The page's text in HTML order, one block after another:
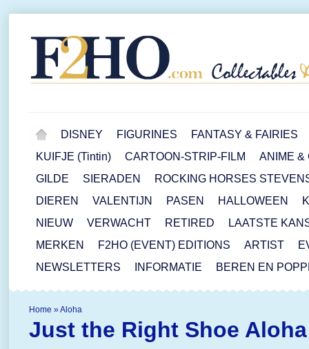
DISNEY FIGURINES
FANTASY & FAIRIES
KUIFJE (Tintin)
CARTOON-STRIP-FILM
ANIME &
GILDE
SIERADEN
ROCKING HORSES
DIEREN
VALENTIJN PASEN HALLOWEEN
NIEUW
VERWACHT RETIRED
LAATSTE
MERKEN
F2HO (EVENT) EDITIONS ARTIST
NEWSLETTERS
INFORMATIE BEREN EN
Home »Aloha
Just the Right Shoe Aloha